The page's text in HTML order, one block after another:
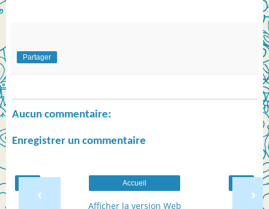
Partager
Aucun commentaire:
Enregistrer un commentaire
‹ ›
Accueil
Afficher la version Web